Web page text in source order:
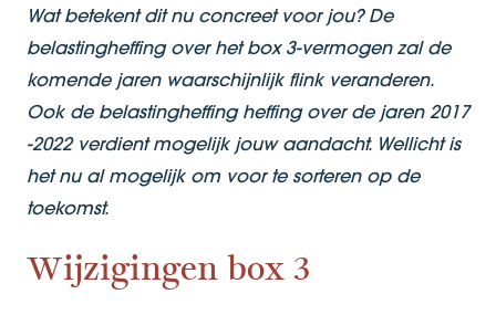
Wat betekent dit nu concreet voor jou? De
belastingheffing over het box 3-vermogen zal de
komende jaren waarschijnlijk flink veranderen.
Ook de belastingheffing heffing over de jaren 2017
-2022 verdient mogelijk jouw aandacht. Wellicht is
het nu al mogelijk om voor te sorteren op de
toekomst.
Wijzigingen box 3